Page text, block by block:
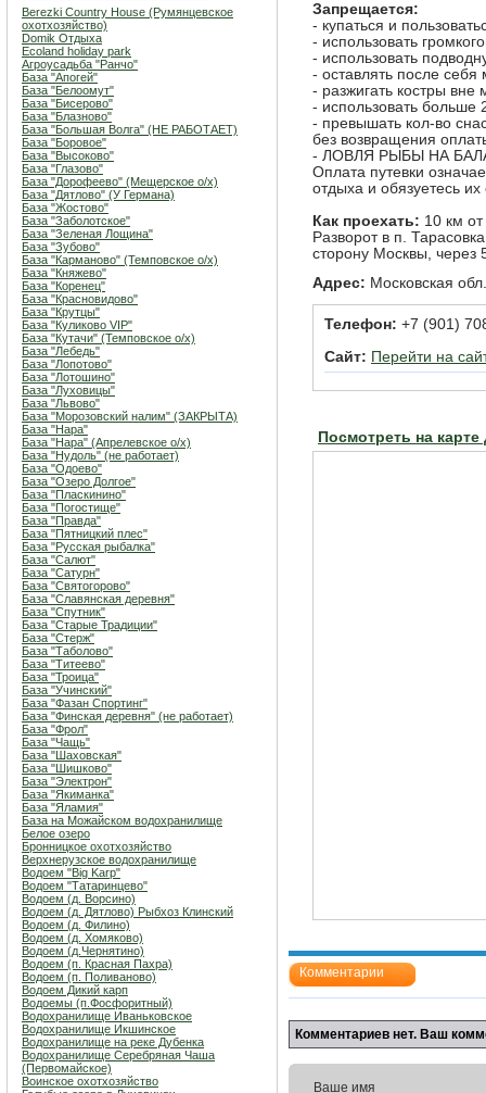
Berezki Country House (Румянцевское
охотхозяйство)
Domik Отдыха
Ecoland holiday park
Агроусадьба "Ранчо"
База "Апогей"
База "Белоомут"
База "Бисерово"
База "Блазново"
База "Большая Волга" (НЕ РАБОТАЕТ)
База "Боровое"
База "Высоково"
База "Глазово"
База "Дорофеево" (Мещерское о/х)
База "Дятлово" (У Германа)
База "Жостово"
База "Заболотское"
База "Зеленая Лощина"
База "Зубово"
База "Карманово" (Темповское о/х)
База "Княжево"
База "Коренец"
База "Красновидово"
База "Крутцы"
База "Куликово VIP"
База "Кутачи" (Темповское о/х)
База "Лебедь"
База "Лопотово"
База "Лотошино"
База "Луховицы"
База "Львово"
База "Морозовский налим" (ЗАКРЫТА)
База "Нара"
База "Нара" (Апрелевское о/х)
База "Нудоль" (не работает)
База "Одоево"
База "Озеро Долгое"
База "Пласкинино"
База "Погостище"
База "Правда"
База "Пятницкий плес"
База "Русская рыбалка"
База "Салют"
База "Сатурн"
База "Святогорово"
База "Славянская деревня"
База "Спутник"
База "Старые Традиции"
База "Стерж"
База "Таболово"
База "Титеево"
База "Троица"
База "Учинский"
База "Фазан Спортинг"
База "Финская деревня" (не работает)
База "Фрол"
База "Чащь"
База "Шаховская"
База "Шишково"
База "Электрон"
База "Якиманка"
База "Яламия"
База на Можайском водохранилище
Белое озеро
Бронницкое охотхозяйство
Верхнерузское водохранилище
Водоем "Big Karp"
Водоем "Татаринцево"
Водоем (д. Ворсино)
Водоем (д. Дятлово) Рыбхоз Клинский
Водоем (д. Филино)
Водоем (д. Хомяково)
Водоем (д.Чернятино)
Водоем (п. Красная Пахра)
Водоем (п. Поливаново)
Водоем Дикий карп
Водоемы (п.Фосфоритный)
Водохранилище Иваньковское
Водохранилище Икшинское
Водохранилище на реке Дубенка
Водохранилище Серебряная Чаша
(Первомайское)
Воинское охотхозяйство
Запрещается:
- купаться и
- использовать
- использовать
- оставлять после себя
- разжигать костры вне
- использовать больше
- превышать кол-во
без возвращения
- ЛОВЛЯ РЫБЫ НА
Оплата путевки
отдыха и обязуетесь
Как проехать: 10 км
Разворот в п.
сторону Москвы, через
Адрес: Московская
Телефон: +7 (901)
Сайт: Перейти на
Посмотреть на
Комментарии
Комментариев нет. Ваш
Ваше имя